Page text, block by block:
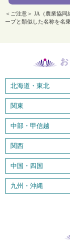
＜ご注意＞ JA（農業協
ープと類似した名称を名
北海道・東北
関東
中部・甲信越
関西
中国・四国
九州・沖縄